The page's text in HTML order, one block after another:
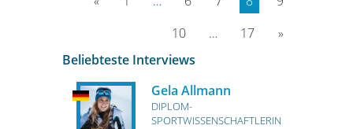
10
… 17
»
Beliebteste Interviews
Gela Allmann
DIPLOM-
SPORTWISSENSCHAFTLERIN